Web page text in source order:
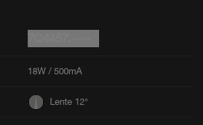
18W / 500mA
Lente 12°